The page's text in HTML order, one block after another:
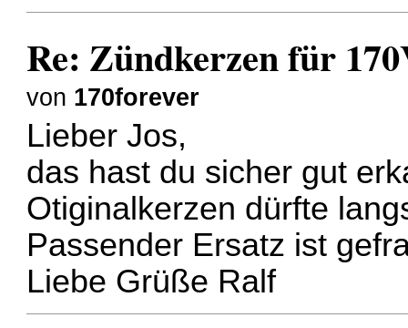
Re: Zündkerzen für
von 170forever
Lieber Jos,
das hast du sicher gut
Otiginalkerzen dürfte
Passender Ersatz ist
Liebe Grüße Ralf